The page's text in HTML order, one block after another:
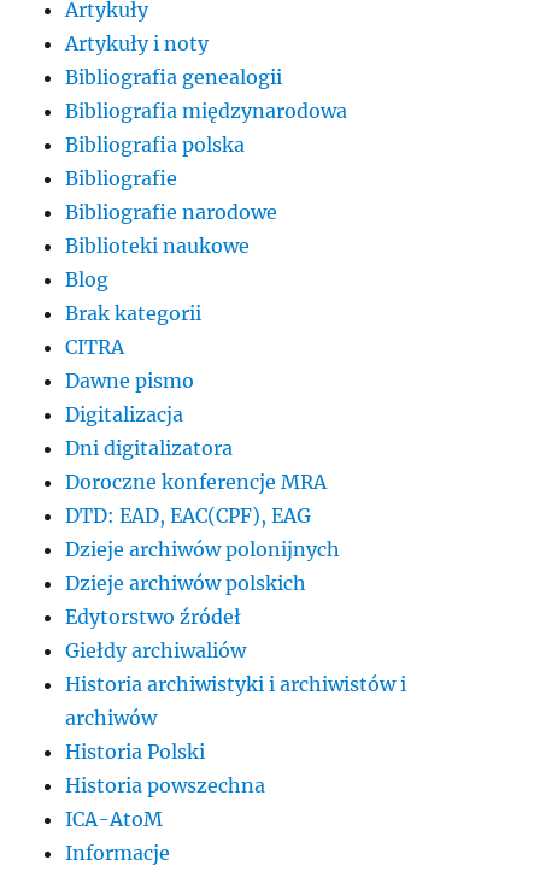
Artykuły
Artykuły i noty
Bibliografia genealogii
Bibliografia międzynarodowa
Bibliografia polska
Bibliografie
Bibliografie narodowe
Biblioteki naukowe
Blog
Brak kategorii
CITRA
Dawne pismo
Digitalizacja
Dni digitalizatora
Doroczne konferencje MRA
DTD: EAD, EAC(CPF), EAG
Dzieje archiwów polonijnych
Dzieje archiwów polskich
Edytorstwo źródeł
Giełdy archiwaliów
Historia archiwistyki i archiwistów i
archiwów
Historia Polski
Historia powszechna
ICA-AtoM
Informacje